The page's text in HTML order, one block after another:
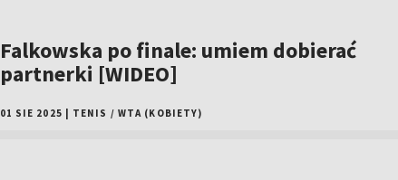
Falkowska po finale: umiem dobierać
partnerki [WIDEO]
01 SIE 2025 TENIS / WTA (KOBIETY)